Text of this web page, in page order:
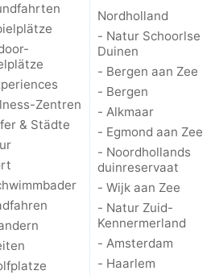
Zentren
& Städte
Nordholland
- Natur Schoorlse
Duinen
- Bergen aan Zee
- Bergen
- Alkmaar
- Egmond aan Zee
- Noordhollands
duinreservaat
- Wijk aan Zee
- Natur Zuid-
Kennermerland
- Amsterdam
- Haarlem